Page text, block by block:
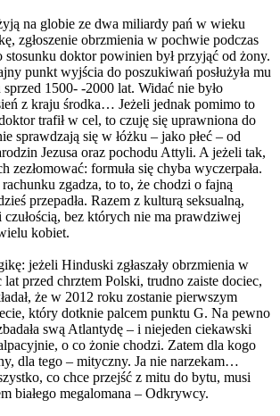
na globie ze dwa miliardy pań w wieku
zgłoszenie obrzmienia w pochwie podczas
doktor powinien był przyjąć od żony.
punkt wyjścia do poszukiwań posłużyła mu
1500- -2000 lat. Widać nie było
z kraju środka… Jeżeli jednak pomimo to
trafił w cel, to czuję się uprawniona do
sprawdzają się w łóżku – jako płeć – od
Jezusa oraz pochodu Attyli. A jeżeli tak,
zezłomować: formuła się chyba wyczerpała.
zgadza, to to, że chodzi o fajną
przepadła. Razem z kulturą seksualną,
bez których nie ma prawdziwej
kobiet.
jeżeli Hinduski zgłaszały obrzmienia w
przed chrztem Polski, trudno zaiste dociec,
że w 2012 roku zostanie pierwszym
który dotknie palcem punktu G. Na pewno
swą Atlantydę – i niejeden ciekawski
o co żonie chodzi. Zatem dla kogo
dla tego – mityczny. Ja nie narzekam…
co chce przejść z mitu do bytu, musi
białego megalomana – Odkrywcy.